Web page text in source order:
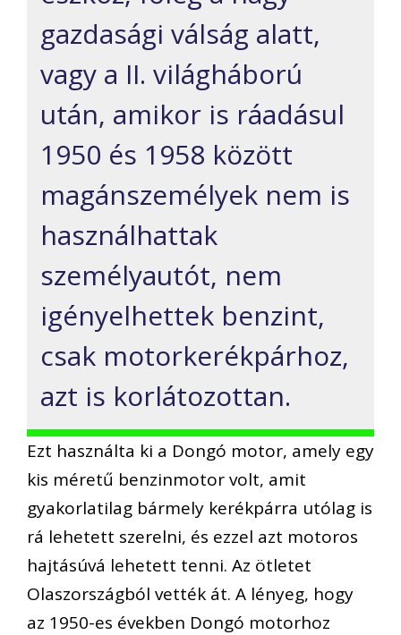
gazdasági válság alatt,
vagy a II. világháború
után, amikor is ráadásul
1950 és 1958 között
magánszemélyek nem is
használhattak
személyautót, nem
igényelhettek benzint,
csak motorkerékpárhoz,
azt is korlátozottan.
Ezt használta ki a Dongó motor, amely egy
kis méretű benzinmotor volt, amit
gyakorlatilag bármely kerékpárra utólag is
rá lehetett szerelni, és ezzel azt motoros
hajtásúvá lehetett tenni. Az ötletet
Olaszországból vették át. A lényeg, hogy
az 1950-es években Dongó motorhoz